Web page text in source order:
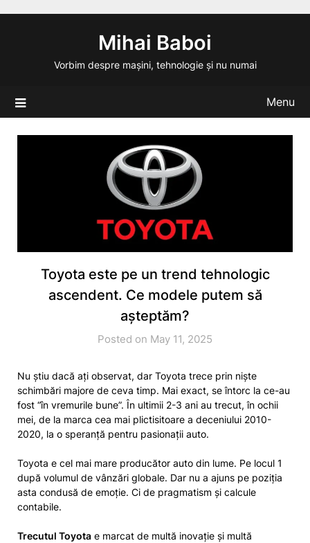
Mihai Baboi
Vorbim despre mașini, tehnologie și nu numai
Menu
Toyota este pe un trend tehnologic
ascendent. Ce modele putem să
așteptăm?
Posted on May 11, 2025
Nu știu dacă ați observat, dar Toyota trece prin niște
schimbări majore de ceva timp. Mai exact, se întorc la ce-au
fost “în vremurile bune”. În ultimii 2-3 ani au trecut, în ochii
mei, de la marca cea mai plictisitoare a deceniului 2010-
2020, la o speranță pentru pasionații auto.
Toyota e cel mai mare producător auto din lume. Pe locul 1
după volumul de vânzări globale. Dar nu a ajuns pe poziția
asta condusă de emoție. Ci de pragmatism și calcule
contabile.
Trecutul Toyota e marcat de multă inovație și multă